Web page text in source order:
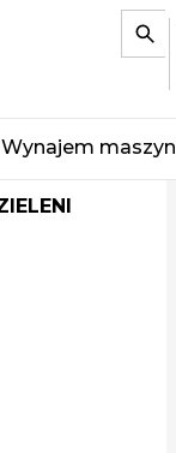
Wynajem maszyn